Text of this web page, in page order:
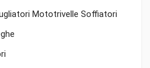
Mototrivelle Soffiatori